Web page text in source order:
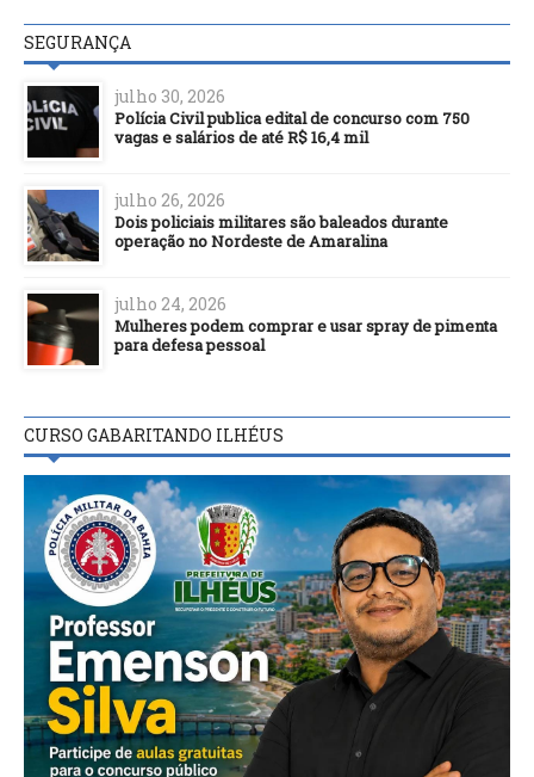
SEGURANÇA
julho 30, 2026
Polícia Civil publica edital de concurso com 750
vagas e salários de até R$ 16,4 mil
julho 26, 2026
Dois policiais militares são baleados durante
operação no Nordeste de Amaralina
julho 24, 2026
Mulheres podem comprar e usar spray de pimenta
para defesa pessoal
CURSO GABARITANDO ILHÉUS